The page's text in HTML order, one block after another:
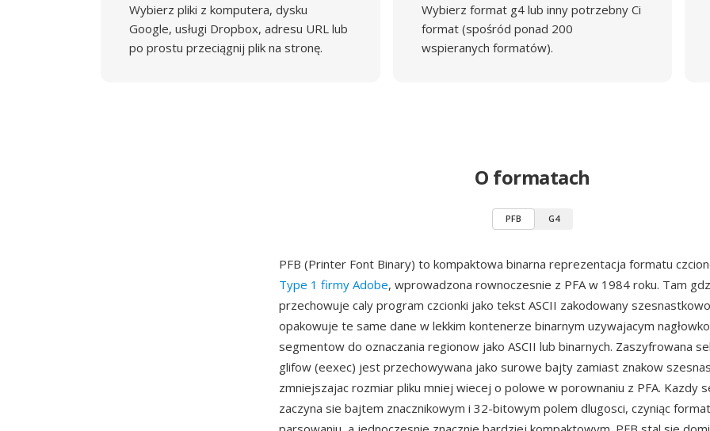
Wybierz pliki z komputera, dysku
Google, usługi Dropbox, adresu URL lub
po prostu przeciągnij plik na stronę.
Wybierz format g4 lub inny potrzebny Ci
format (spośród ponad 200
wspieranych formatów).
O formatach
PFB G4
PFB (Printer Font Binary) to kompaktowa binarna reprezentacja formatu
Type 1 firmy Adobe, wprowadzona rownoczesnie z PFA w 1984 roku. Tam
przechowuje caly program czcionki jako tekst ASCII zakodowany
opakowuje te same dane w lekkim kontenerze binarnym uzywajacym
segmentow do oznaczania regionow jako ASCII lub binarnych. Zaszyfrowana
glifow (eexec) jest przechowywana jako surowe bajty zamiast znakow
zmniejszajac rozmiar pliku mniej wiecej o polowe w porownaniu z PFA. Kazdy
zaczyna sie bajtem znacznikowym i 32-bitowym polem dlugosci, czyniąc